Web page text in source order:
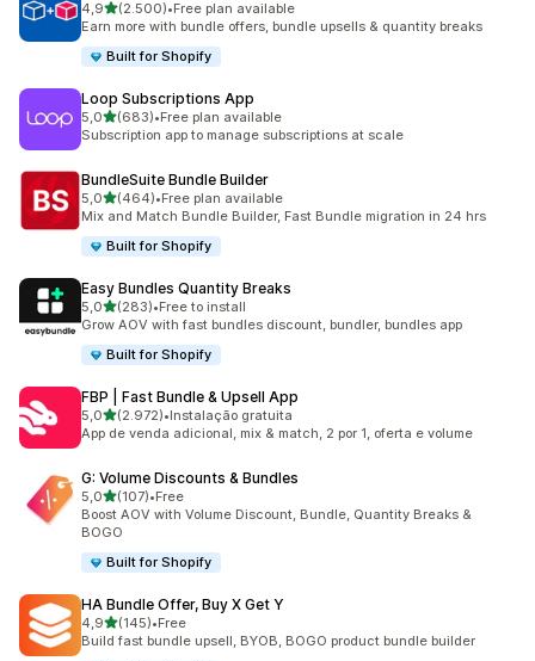
4,9de 5 estrelas
(2.500)
2500 total de avaliações
•Free plan available
Earn more with bundle offers, bundle upsells & quantity breaks
Built for Shopify
Loop Subscriptions App
5,0de 5 estrelas
(683)
683 total de avaliações
•Free plan available
Subscription app to manage subscriptions at scale
BundleSuite Bundle Builder
5,0de 5 estrelas
(464)
464 total de avaliações
•Free plan available
Mix and Match Bundle Builder, Fast Bundle migration in 24 hrs
Built for Shopify
Easy Bundles Quantity Breaks
5,0de 5 estrelas
(283)
283 total de avaliações
•Free to install
Grow AOV with fast bundles discount, bundler, bundles app
Built for Shopify
FBP | Fast Bundle & Upsell App
5,0de 5 estrelas
(2.972)
2972 total de avaliações
•Instalação gratuita
App de venda adicional, mix & match, 2 por 1, oferta e volume
G: Volume Discounts & Bundles
5,0de 5 estrelas
(107)
107 total de avaliações
•Free
Boost AOV with Volume Discount, Bundle, Quantity Breaks &
BOGO
Built for Shopify
HA Bundle Offer, Buy X Get Y
4,9de 5 estrelas
(145)
145 total de avaliações
•Free
Build fast bundle upsell, BYOB, BOGO product bundle builder